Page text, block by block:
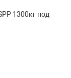
1300кг под